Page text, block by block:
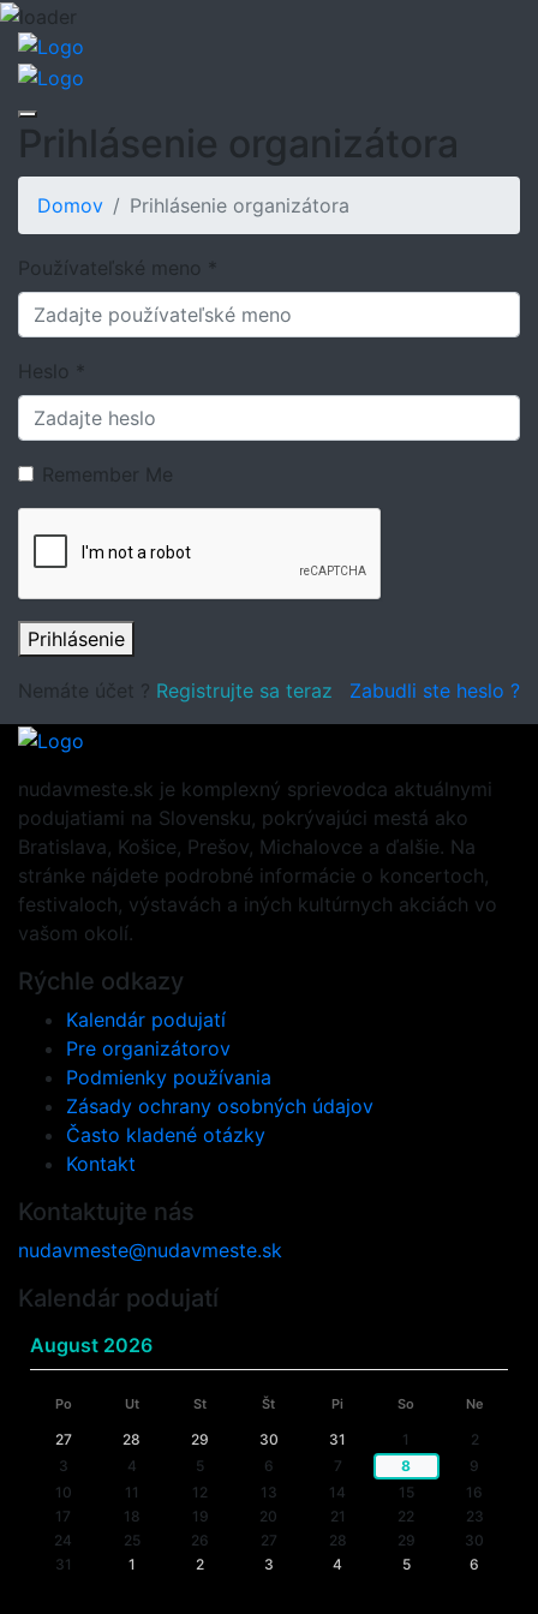
Prihlásenie organizátora
Domov Prihlásenie organizátora
Používateľské meno *
Heslo *
Remember Me
Prihlásenie
Nemáte účet ? Registrujte sa teraz Zabudli ste heslo ?
nudavmeste.sk je komplexný sprievodca aktuálnymi
podujatiami na Slovensku, pokrývajúci mestá ako
Bratislava, Košice, Prešov, Michalovce a ďalšie. Na
stránke nájdete podrobné informácie o koncertoch,
festivaloch, výstavách a iných kultúrnych akciách vo
vašom okolí.
Rýchle odkazy
Kalendár podujatí
Pre organizátorov
Podmienky používania
Zásady ochrany osobných údajov
Často kladené otázky
Kontakt
Kontaktujte nás
nudavmeste@nudavmeste.sk
Kalendár podujatí
August 2026
Po Ut St Št Pi So Ne
27 28 29 30 31 1
2
3
4 5 6 7 8
9
10
11 12 13 14 15
16
17
18 19 20 21 22
23
24
25 26 27 28 29
30
31
1 2 3 4 5 6